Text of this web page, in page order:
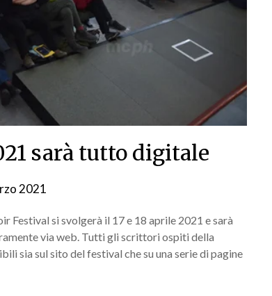
sarà tutto digitale
2021
Festival si svolgerà il 17 e 18 aprile 2021 e sarà
via web. Tutti gli scrittori ospiti della
sia sul sito del festival che su una serie di pagine